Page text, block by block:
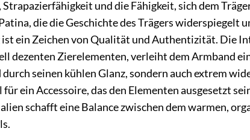
und die Fähigkeit, sich dem
die die Geschichte des Trägers widerspiegelt
ein Zeichen von Qualität und Authentizität. Die
dezenten Zierelementen, verleiht dem Armband
seinen kühlen Glanz, sondern auch extrem
ein Accessoire, das den Elementen ausgesetzt
schafft eine Balance zwischen dem warmen,